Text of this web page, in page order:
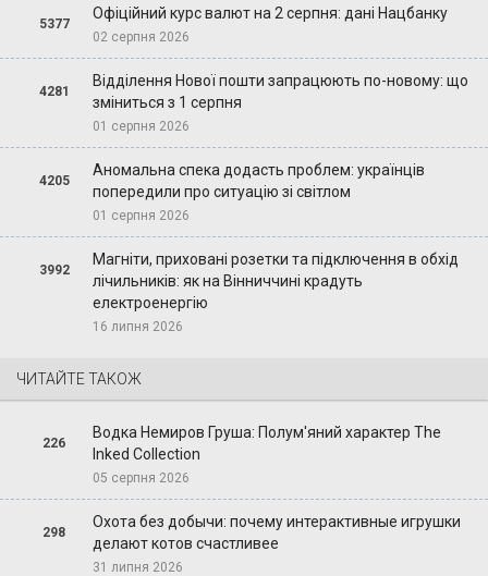
5377
Офіційний курс валют на 2 серпня: дані Нацбанку
02 серпня 2026
4281
Відділення Нової пошти запрацюють по-новому: що
зміниться з 1 серпня
01 серпня 2026
4205
Аномальна спека додасть проблем: українців
попередили про ситуацію зі світлом
01 серпня 2026
3992
Магніти, приховані розетки та підключення в обхід
лічильників: як на Вінниччині крадуть
електроенергію
16 липня 2026
ЧИТАЙТЕ ТАКОЖ
226
Водка Немиров Груша: Полум'яний характер The
Inked Collection
05 серпня 2026
298
Охота без добычи: почему интерактивные игрушки
делают котов счастливее
31 липня 2026